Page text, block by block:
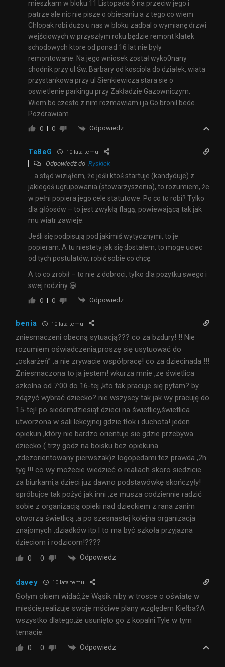
mieszkam w bloku 11 Listopada 6 na przeciw jego i
patrze ale nic nie pisze o obiecaniu a z tego co wiem
Chlopak robi dużo u nas w bloku zadbal o wymianę drzwi
wejściowych w przyszłym roku będzie remont klatek
schodowych ktore od ponad 16 lat nie były
remontowane. Na jego wniosek został wyko0nany
chodnik przy ul.Św. Barbary od kosciola do działek, wiata
przystankowa przy ul Sienkiewicza stara sie o
oswietlenie parkingu przy Zakładzie Gazowniczym.
Wiem bo czesto z nim rozmawiam i ja Go bronil bede.
Pozdrawiam
0 0 Odpowiedz
TeBeG 10 lata temu
Odpowiedź do Ryskiek
… a stąd wiziąłem, że jeśli ktoś startuje (kandyduje) z
jakiegoś ugrupowania (stowarzyszenia), to rozumiem, że
w pełni popiera jego cele statutowe. Po co to robi? Tylko
dla głóosów – to jest zwykłą flagą, powiewającą tak jak
mu wiatr zawieje.
Jeśli się podpisują pod jakimiś wytycznymi, to je
popieram. A tu niestety jak się dostałem, to moge uciec
od tych postulatów, robić sobie co chcę.
A to co zrobił – to nie z dobroci, tylko dla pożytku swego i
swej rodziny 😀
0 0 Odpowiedz
benia 10 lata temu
zniesmaczeni obecną sytuacją??? co za bzdury! !! Nie
rozumiem oświadczenia,proszę się usytuować do
„oskarżeń” ,a nie zrywacie współpracę! co za dziecinada !!!
Zniesmaczona to ja jestem! wkurza mnie ,ze świetlica
szkolna od 7:00 do 16-tej ,kto tak pracuje się pytam? by
zdązyć wybrać dziecko? nie wszyscy tak jak wy pracuję do
15-tej! po siedemdziesiąt dzieci na świetlicy,świetlica
utworzona w sali lekcyjnej gdzie tłok i duchota! jeden
opiekun ,który nie bardzo orientuje sie gdzie przebywa
dziecko ( trzy godz na boisku bez opiekuna
,zdezorientowany pierwszak)z logopedami tez prawda ,2h
tyg.!!! co wy możecie wiedzieć o realiach skoro siedzicie
za biurkami,a dzieci juz dawno podstawówkę skończyły!
spróbujce tak pożyć jak inni ,ze musza codziennie radzić
sobie z organizacją opieki nad dzieckiem z rana zanim
otworzą świetlicą ,a po szesnastej kolejna organizacja
znajomych ,dziadków itp.I to ma być szkoła przyjazna
dzieciom i rodzicom!????
0 0 Odpowiedz
davey 10 lata temu
Gołym okiem widać,że Wąsik niby w trosce o oświatę w
mieście,realizuje swoje mściwe plany względem Kiełba?A
wszystko dlatego,że usunięto go z kopalni.Tyle w tym
temacie.
0 0 Odpowiedz